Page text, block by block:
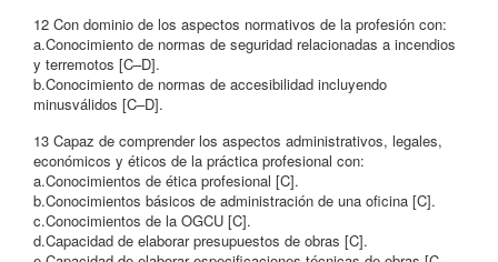
12 Con dominio de los aspectos normativos de la profesión con:
a.Conocimiento de normas de seguridad relacionadas a incendios
y terremotos [C–D].
b.Conocimiento de normas de accesibilidad incluyendo
minusválidos [C–D].
13 Capaz de comprender los aspectos administrativos, legales,
económicos y éticos de la práctica profesional con:
a.Conocimientos de ética profesional [C].
b.Conocimientos básicos de administración de una oficina [C].
c.Conocimientos de la OGCU [C].
d.Capacidad de elaborar presupuestos de obras [C].